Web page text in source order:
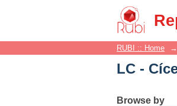
LC -
RUBI :: Home →
LC -
Browse by